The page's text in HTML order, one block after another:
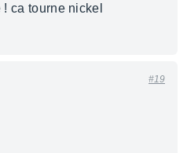
ca tourne nickel
#19